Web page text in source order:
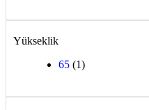
Yükseklik
65 (1)